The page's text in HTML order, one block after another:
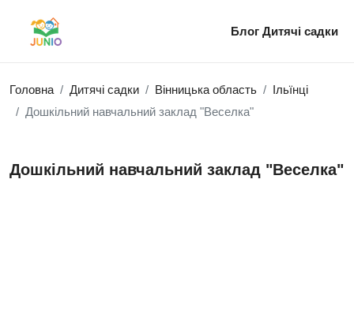
Блог Дитячі садки
Головна Дитячі садки Вінницька область
Ільїнці
Дошкільний навчальний заклад "Веселка"
Дошкільний навчальний заклад "Веселка"